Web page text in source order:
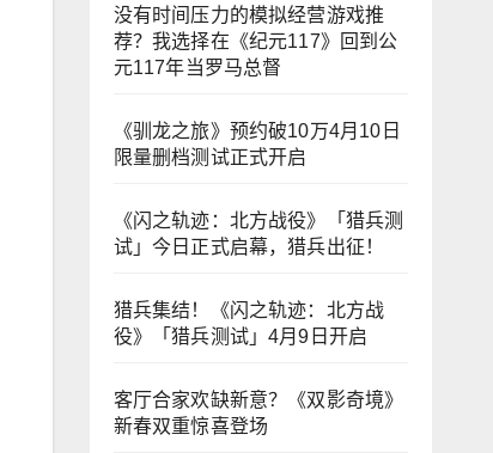
没有时间压力的模拟经营游戏推
荐？我选择在《纪元117》回到公
元117年当罗马总督
《驯龙之旅》预约破10万4月10日
限量删档测试正式开启
《闪之轨迹：北方战役》「猎兵测
试」今日正式启幕，猎兵出征！
猎兵集结！《闪之轨迹：北方战
役》「猎兵测试」4月9日开启
客厅合家欢缺新意？《双影奇境》
新春双重惊喜登场